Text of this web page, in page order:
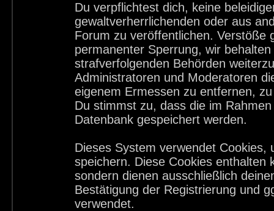
Du verpflichtest dich, keine
gewaltverherrlichenden oder aus
Forum zu veröffentlichen. Verstöße
permanenter Sperrung, wir
strafverfolgenden Behörden
Administratoren und Moderatoren
eigenem Ermessen zu entfernen,
Du stimmst zu, dass die im
Datenbank gespeichert werden.
Dieses System verwendet
speichern. Diese Cookies enthalten
sondern dienen ausschließlich
Bestätigung der Registrierung und
verwendet.